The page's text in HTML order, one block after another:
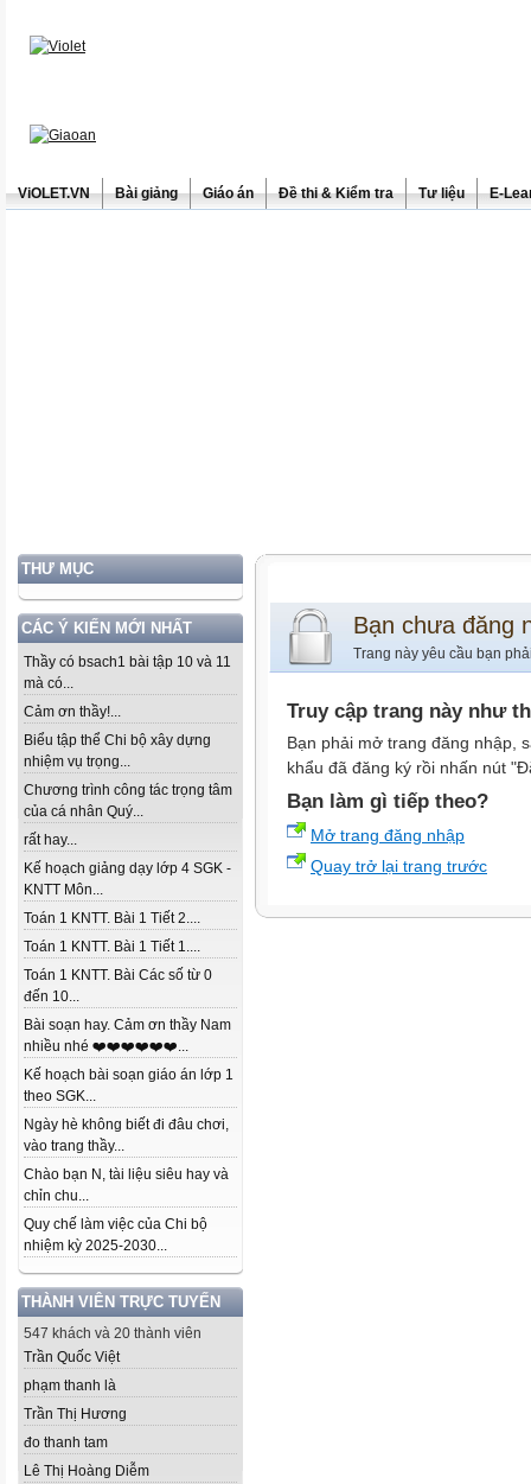
ViOLET.VN Bài giảng Giáo án Đề thi & Kiểm tra Tư liệu E-
THƯ MỤC
CÁC Ý KIẾN MỚI NHẤT
Thầy có bsach1 bài tập 10 và 11
mà có...
Cảm ơn thầy!...
Biểu tập thể Chi bộ xây dựng
nhiệm vụ trọng...
Chương trình công tác trọng tâm
của cá nhân Quý...
rất hay...
Kế hoạch giảng dạy lớp 4 SGK -
KNTT Môn...
Toán 1 KNTT. Bài 1 Tiết 2....
Toán 1 KNTT. Bài 1 Tiết 1....
Toán 1 KNTT. Bài Các số từ 0
đến 10...
Bài soạn hay. Cảm ơn thầy Nam
nhiều nhé ❤️❤️❤️❤️❤️❤️...
Kế hoạch bài soạn giáo án lớp 1
theo SGK...
Ngày hè không biết đi đâu chơi,
vào trang thầy...
Chào bạn N, tài liệu siêu hay và
chỉn chu...
Quy chế làm việc của Chi bộ
nhiệm kỳ 2025-2030...
THÀNH VIÊN TRỰC TUYẾN
547 khách và 20 thành viên
Trần Quốc Việt
phạm thanh là
Trần Thị Hương
đo thanh tam
Lê Thị Hoàng Diễm
Bạn chưa đăng
Trang này yêu cầu bạn
Truy cập trang này như
Bạn phải mở trang đăng nhập,
khẩu đã đăng ký rồi nhấn nút
Bạn làm gì tiếp theo?
Mở trang đăng nhập
Quay trở lại trang trước